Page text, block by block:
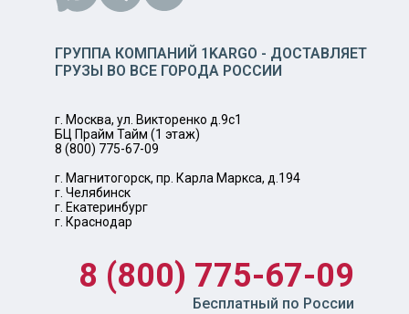
ГРУППА КОМПАНИЙ 1KARGO - ДОСТАВЛЯЕТ
ГРУЗЫ ВО ВСЕ ГОРОДА РОССИИ
г. Москва, ул. Викторенко д.9с1
БЦ Прайм Тайм (1 этаж)
8 (800) 775-67-09
г. Магнитогорск, пр. Карла Маркса, д.194
г. Челябинск
г. Екатеринбург
г. Краснодар
8 (800) 775-67-09
Бесплатный по России